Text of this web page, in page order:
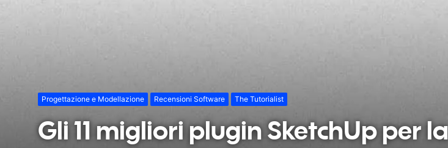
Progettazione e Modellazione Recensioni Software The Tutorialist
Gli 11 migliori plugin SketchUp per